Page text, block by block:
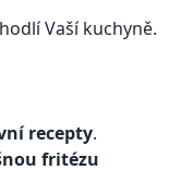
Vaší kuchyně.
recepty.
fritézu